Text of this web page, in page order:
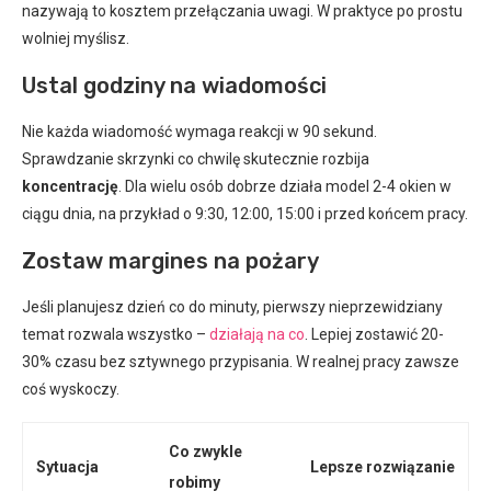
nazywają to kosztem przełączania uwagi. W praktyce po prostu
wolniej myślisz.
Ustal godziny na wiadomości
Nie każda wiadomość wymaga reakcji w 90 sekund.
Sprawdzanie skrzynki co chwilę skutecznie rozbija
koncentrację . Dla wielu osób dobrze działa model 2-4 okien w
ciągu dnia, na przykład o 9:30, 12:00, 15:00 i przed końcem pracy.
Zostaw margines na pożary
Jeśli planujesz dzień co do minuty, pierwszy nieprzewidziany
temat rozwala wszystko – działają na co . Lepiej zostawić 20-
30% czasu bez sztywnego przypisania. W realnej pracy zawsze
coś wyskoczy.
Sytuacja
Co zwykle
robimy
Lepsze rozwiązanie